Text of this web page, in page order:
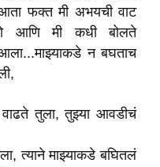
फक्त मी अभयची वाट
आणि मी कधी बोलते
न बघताच
तुला, तुझ्या आवडीचं
त्याने माझ्याकडे बघितलं